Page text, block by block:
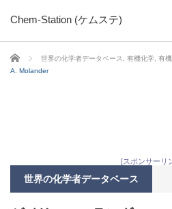
Chem-Station (ケムステ)
ホーム 世界の化学者データベース 有機化学 有
A. Molander
[スポンサーリ
世界の化学者データベース